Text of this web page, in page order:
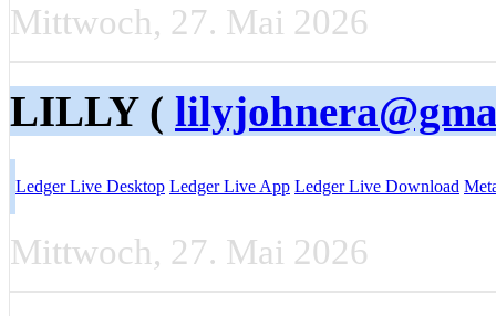
Mittwoch, 27. Mai 2026
LILLY (
Ledger Live Desktop Ledger Live App Ledger Live Download
Mittwoch, 27. Mai 2026